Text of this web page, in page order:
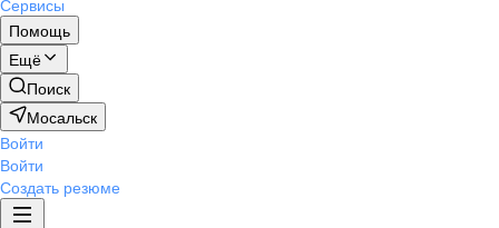
Сервисы
Помощь
Ещё
Поиск
Мосальск
Войти
Войти
Создать резюме